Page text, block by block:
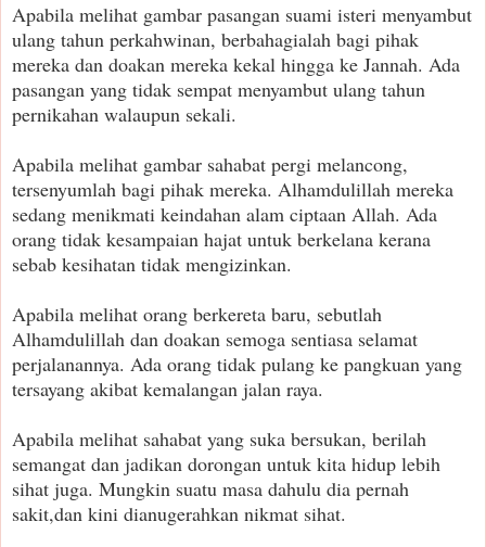
Apabila melihat gambar pasangan suami isteri menyambut
ulang tahun perkahwinan, berbahagialah bagi pihak
mereka dan doakan mereka kekal hingga ke Jannah. Ada
pasangan yang tidak sempat menyambut ulang tahun
pernikahan walaupun sekali.
Apabila melihat gambar sahabat pergi melancong,
tersenyumlah bagi pihak mereka. Alhamdulillah mereka
sedang menikmati keindahan alam ciptaan Allah. Ada
orang tidak kesampaian hajat untuk berkelana kerana
sebab kesihatan tidak mengizinkan.
Apabila melihat orang berkereta baru, sebutlah
Alhamdulillah dan doakan semoga sentiasa selamat
perjalanannya. Ada orang tidak pulang ke pangkuan yang
tersayang akibat kemalangan jalan raya.
Apabila melihat sahabat yang suka bersukan, berilah
semangat dan jadikan dorongan untuk kita hidup lebih
sihat juga. Mungkin suatu masa dahulu dia pernah
sakit,dan kini dianugerahkan nikmat sihat.